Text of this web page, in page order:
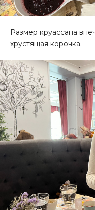
Размер круассана
хрустящая корочка.